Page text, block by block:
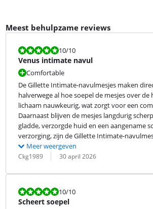
Meest behulpzame reviews
Beoordeling is 10 van de 10.
10/10
Venus intimate navul
Comfortable
De Gillette Intimate-navulmesjes maken
halverwege al hoe soepel de mesjes over
lichaam nauwkeurig, wat zorgt voor een
Daarnaast blijven de mesjes langdurig
gladde, verzorgde huid en een aangename
verzorging, zijn de Gillette Intimate-
Meer weergeven
Beoordeling door:
Ckg1989
Datum: 30 april 2026
Beoordeling is 10 van de 10.
10/10
Scheert soepel